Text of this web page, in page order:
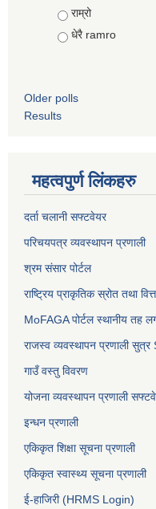
राम्रो
धेरै ramro
Older polls
Results
महत्वपुर्ण लिंकहरु
दर्ता चलानी सफ्टवेयर
परिचयपत्र व्यवस्थापन प्रणाली
श्रम संसार पोर्टल
राष्ट्रिय प्राकृतिक स्रोत तथा
MoFAGA पोर्टल स्थानीय तह
राजस्व व्यवस्थापन प्रणाली
गाउँ वस्तु विवरण
योजना व्यवस्थापन प्रणाली
इन्धन प्रणाली
एकिकृत शिक्षा सूचना प्रणाली
एकिकृत स्वास्थ्य सूचना प्रणाली
ई-हाजिरी (HRMS Login)